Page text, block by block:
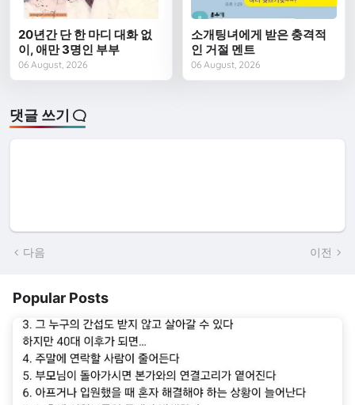
20년간 단 한 마디 대화 없
이, 애만 3명인 부부
06 August, 2026
소개팅녀에게 받은 충격적
인 거절 멘트
06 August, 2026
댓글 쓰기
다음 이전
Popular Posts